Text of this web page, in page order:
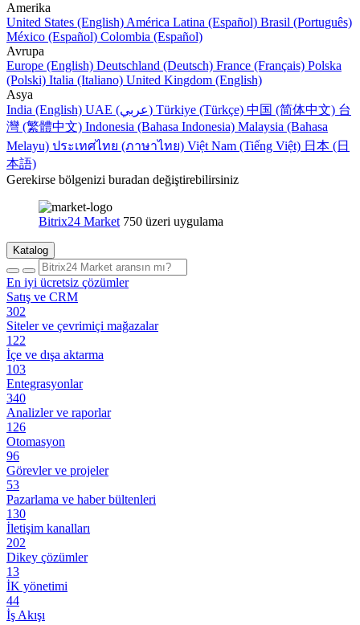
Amerika
United States (English) América Latina (Español) Brasil (Português)
México (Español) Colombia (Español)
Avrupa
Europe (English) Deutschland (Deutsch) France (Français) Polska
(Polski) Italia (Italiano) United Kingdom (English)
Asya
India (English)
UAE (عربي) Türkiye (Türkçe) 中国 (简体中文) 台
灣 (繁體中文) Indonesia (Bahasa Indonesia) Malaysia (Bahasa
Melayu) ประเทศไทย (ภาษาไทย) Việt Nam (Tiếng Việt) 日本 (日
本語)
Gerekirse bölgenizi buradan değiştirebilirsiniz
Bitrix24 Market 750 üzeri uygulama
Katalog
En iyi ücretsiz çözümler
Satış ve CRM
302
Siteler ve çevrimiçi mağazalar
122
İçe ve dışa aktarma
103
Entegrasyonlar
340
Analizler ve raporlar
126
Otomasyon
96
Görevler ve projeler
53
Pazarlama ve haber bültenleri
130
İletişim kanalları
202
Dikey çözümler
13
İK yönetimi
44
İş Akışı